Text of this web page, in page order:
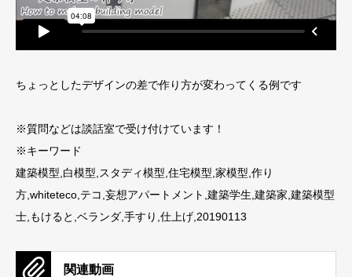
ちょっとしたデザインの差で作り方が変わってくる例です
※質問などは談話室で受け付けています！
※キーワード
建築模型,白模型,スタディ模型,住宅模型,家模型,作り
方,whiteteco,テコ,妄想アパートメント,建築学生,建築家,建築模型
士,もけると,ベランダ,手すり,仕上げ,20190113
関連動画